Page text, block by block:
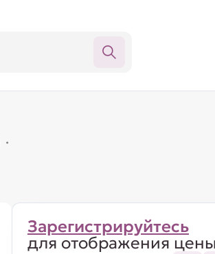
·
Зарегистрируйтесь
для отображения